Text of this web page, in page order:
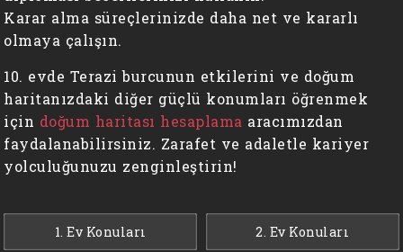
Karar alma süreçlerinizde daha net ve kararlı
olmaya çalışın.
10. evde Terazi burcunun etkilerini ve doğum
haritanızdaki diğer güçlü konumları öğrenmek
için doğum haritası hesaplama aracımızdan
faydalanabilirsiniz. Zarafet ve adaletle kariyer
yolculuğunuzu zenginleştirin!
1. Ev Konuları 2. Ev Konuları